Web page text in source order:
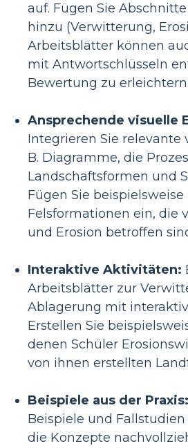
auf. Fügen Sie
hinzu (Verwitterung,
Arbeitsblätter können
mit Antwortschlüsseln
Bewertung zu erleichtern.
Ansprechende visuelle
Integrieren Sie relevante
B. Diagramme, die
Landschaftsformen und
Fügen Sie beispielsweise
Felsformationen ein, die
und Erosion betroffen
Interaktive Aktivitäten:
Arbeitsblätter zur
Ablagerung mit
Erstellen Sie
denen Schüler
von ihnen erstellten
Beispiele aus der Praxis:
Beispiele und Fallstudien
die Konzepte